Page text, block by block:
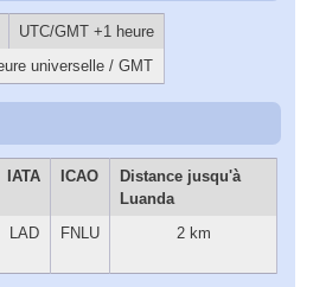
UTC/GMT +1 heure
universelle / GMT
IATA ICAO
Distance jusqu'à
Luanda
LAD FNLU 2 km